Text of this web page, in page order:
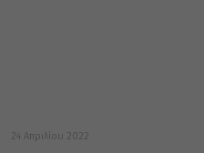
24 Απριλίου 2022